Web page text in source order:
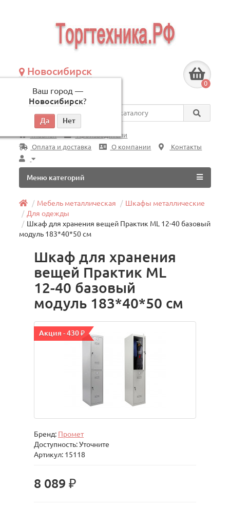
Новосибирск
Ваш город —
Новосибирск?
по будням, с 09:00 до 18:00
0
Везде
Главная
Производители
Оплата и доставка
О компании Контакты
Меню категорий
Мебель металлическая
Шкафы металлические
Для одежды
Шкаф для хранения вещей Практик ML 12-40 базовый
модуль 183*40*50 см
Шкаф для хранения
вещей Практик ML
12-40 базовый
модуль 183*40*50 см
Акция - 430 ₽
Бренд: Промет
Доступность: Уточните
Артикул: 15118
8 089 ₽